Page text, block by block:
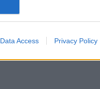
Data Access Privacy Policy